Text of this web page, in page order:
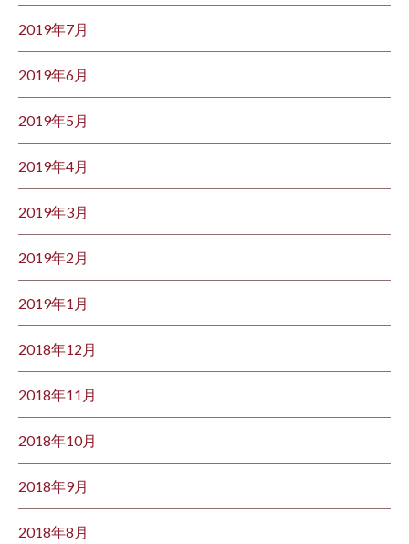
2019年7月
2019年6月
2019年5月
2019年4月
2019年3月
2019年2月
2019年1月
2018年12月
2018年11月
2018年10月
2018年9月
2018年8月